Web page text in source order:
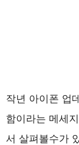
작년 아이폰 업
함이라는 메세
서 살펴볼수가